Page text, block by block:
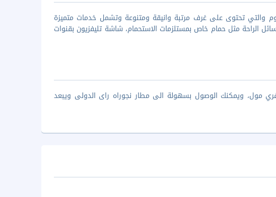
السياحة فى بالي من خلال فيلا تيريزا بالي ذو ال 5 نجوم والتي تحتوى على غرف مرتبة وانيقة ومتنوعة وتشمل خدمات متميزة
الراحة مثل حمام خاص بمستلزمات الاستحمام، شاشة تليفزيون بقنوات
في بالي، على مسافة 17 كم من ديسكفري مول، ويمكنك الوصول بسهولة الى مطار نجوراه راى الدولى ويبعد